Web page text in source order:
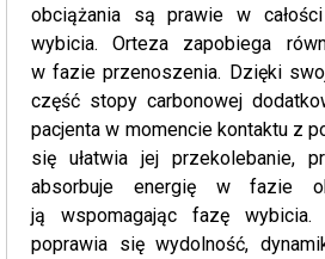
obciążania są prawie w
wybicia. Orteza zapobiega
w fazie przenoszenia. Dzięki
część stopy carbonowej
pacjenta w momencie kontaktu z
się ułatwia jej przekolebanie,
absorbuje energię w fazie
ją wspomagając fazę
poprawia się wydolność,